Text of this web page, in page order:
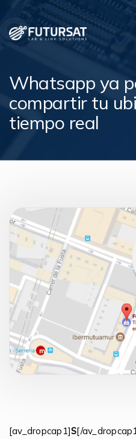
Whatsapp ya
compartir tu
tiempo real
[av_dropcap1]S[/